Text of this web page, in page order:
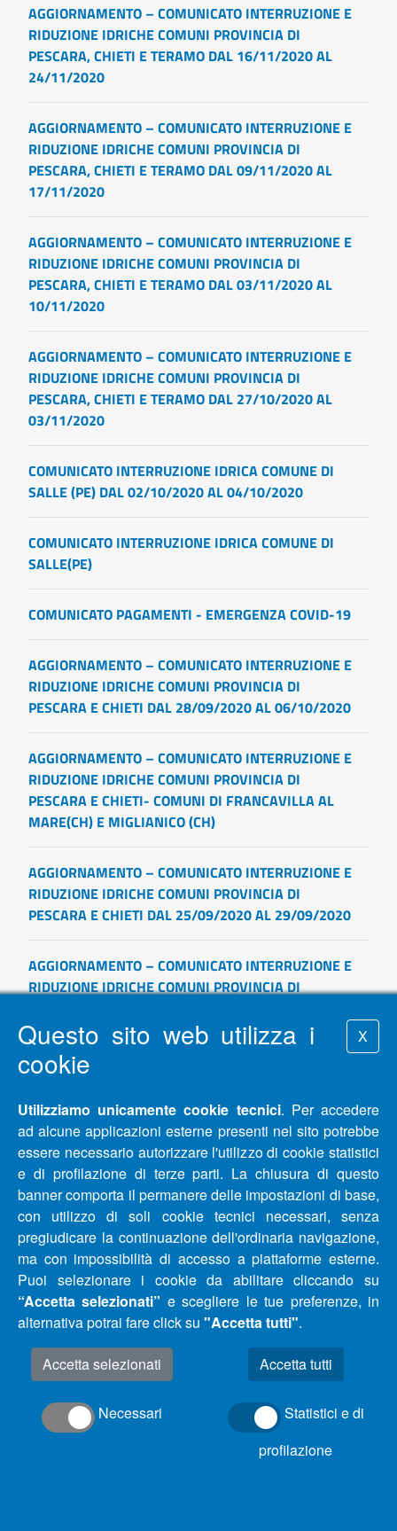
AGGIORNAMENTO – COMUNICATO INTERRUZIONE E
RIDUZIONE IDRICHE COMUNI PROVINCIA DI
PESCARA, CHIETI E TERAMO DAL 16/11/2020 AL
24/11/2020
AGGIORNAMENTO – COMUNICATO INTERRUZIONE E
RIDUZIONE IDRICHE COMUNI PROVINCIA DI
PESCARA, CHIETI E TERAMO DAL 09/11/2020 AL
17/11/2020
AGGIORNAMENTO – COMUNICATO INTERRUZIONE E
RIDUZIONE IDRICHE COMUNI PROVINCIA DI
PESCARA, CHIETI E TERAMO DAL 03/11/2020 AL
10/11/2020
AGGIORNAMENTO – COMUNICATO INTERRUZIONE E
RIDUZIONE IDRICHE COMUNI PROVINCIA DI
PESCARA, CHIETI E TERAMO DAL 27/10/2020 AL
03/11/2020
COMUNICATO INTERRUZIONE IDRICA COMUNE DI
SALLE (PE) DAL 02/10/2020 AL 04/10/2020
COMUNICATO INTERRUZIONE IDRICA COMUNE DI
SALLE(PE)
COMUNICATO PAGAMENTI - EMERGENZA COVID-19
AGGIORNAMENTO – COMUNICATO INTERRUZIONE E
RIDUZIONE IDRICHE COMUNI PROVINCIA DI
PESCARA E CHIETI DAL 28/09/2020 AL 06/10/2020
AGGIORNAMENTO – COMUNICATO INTERRUZIONE E
RIDUZIONE IDRICHE COMUNI PROVINCIA DI
PESCARA E CHIETI- COMUNI DI FRANCAVILLA AL
MARE(CH) E MIGLIANICO (CH)
AGGIORNAMENTO – COMUNICATO INTERRUZIONE E
RIDUZIONE IDRICHE COMUNI PROVINCIA DI
PESCARA E CHIETI DAL 25/09/2020 AL 29/09/2020
AGGIORNAMENTO – COMUNICATO INTERRUZIONE E
RIDUZIONE IDRICHE COMUNI PROVINCIA DI
25/09/2020
AGGIORNAMENTO APERTURA UFFICIO CLIENTI E
SPORTELLI DI ACA SPA DI SILVI (TE)
COMUNICATO INTERRUZIONE IDRICA COMUNE DI
MONTESILVANO (PE)
AGGIORNAMENTO – COMUNICATO INTERRUZIONE E
RIDUZIONE IDRICHE COMUNI PROVINCIA DI
PESCARA E CHIETI DAL 14/09/2020 AL 22/09/2020
AGGIORNAMENTO – COMUNICATO INTERRUZIONE E
RIDUZIONE IDRICHE COMUNI PROVINCIA DI
PESCARA E CHIETI DAL 07/09/2020 AL 15/09/2020
AGGIORNAMENTO – COMUNICATO INTERRUZIONE E
RIDUZIONE IDRICHE COMUNI PROVINCIA DI
PESCARA, CHIETI E TERAMO DAL 01/09/2020 AL
Questo sito web utilizza i
cookie
X
Utilizziamo unicamente cookie tecnici. Per accedere
ad alcune applicazioni esterne presenti nel sito potrebbe
essere necessario autorizzare l'utilizzo di cookie statistici
e di profilazione di terze parti. La chiusura di questo
banner comporta il permanere delle impostazioni di base,
con utilizzo di soli cookie tecnici necessari, senza
pregiudicare la continuazione dell'ordinaria navigazione,
ma con impossibilità di accesso a piattaforme esterne.
Puoi selezionare i cookie da abilitare cliccando su
“Accetta selezionati” e scegliere le tue preferenze, in
alternativa potrai fare click su "Accetta tutti".
Accetta selezionati
Necessari
Statistici e di
profilazione